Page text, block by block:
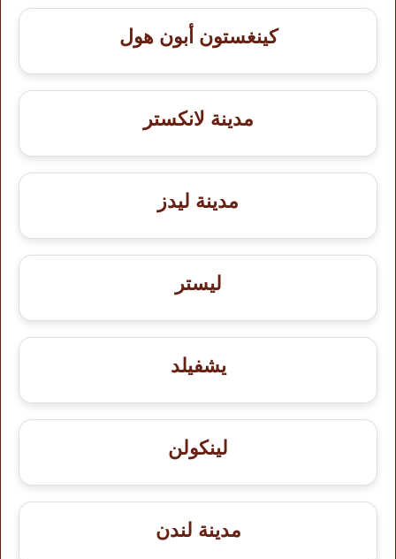
كينغستون أبون هول
مدينة لانكستر
مدينة ليدز
ليستر
يشفيلد
لينكولن
مدينة لندن